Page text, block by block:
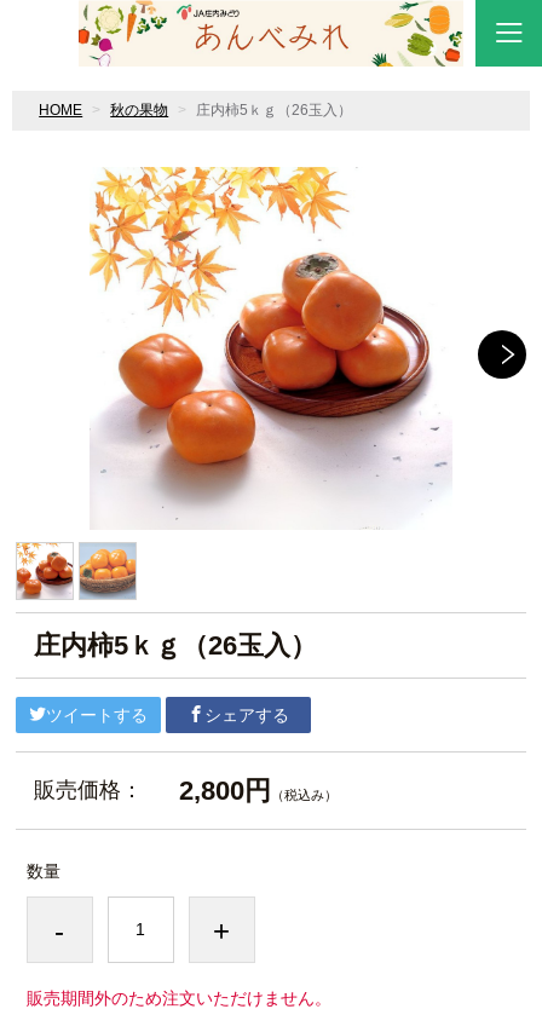
HOME 秋の果物 庄内柿5ｋｇ（26玉入）
庄内柿5ｋｇ（26玉入）
ツイートする シェアする
販売価格： 2,800円 （税込み）
数量
- +
販売期間外のため注文いただけません。